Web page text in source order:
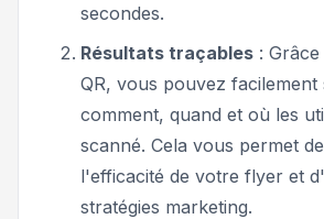
secondes.
Résultats traçables :
QR, vous pouvez facilement
comment, quand et où les
scanné. Cela vous permet
l'efficacité de votre flyer et
stratégies marketing.